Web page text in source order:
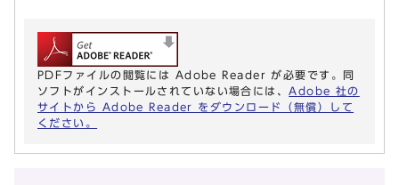
PDFファイルの閲覧には Adobe Reader が必要です。同
ソフトがインストールされていない場合には、 Adobe 社の
サイトから Adobe Reader をダウンロード（無償）して
ください。